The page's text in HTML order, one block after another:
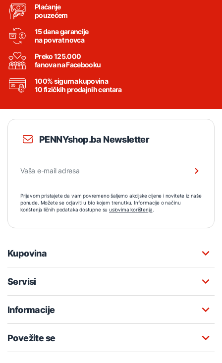
Plaćanje
pouzećem
15 dana garancije
na povrat novca
Preko 125.000
fanova na Facebooku
100% sigurna kupovina
10 fizičkih prodajnih centara
PENNYshop.ba Newsletter
Prijavom pristajete da vam povremeno šaljemo akcijske cijene i novitete iz naše
ponude. Možete se odjaviti u bilo kojem trenutku. Informacije o načinu
korištenja ličnih podataka dostupne su uslovima korištenja.
Kupovina
Servisi
Informacije
Povežite se